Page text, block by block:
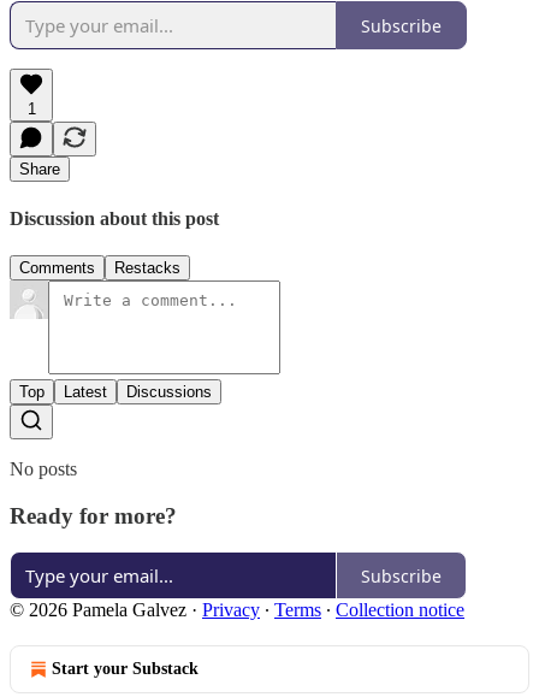
Subscribe
1
Share
Discussion about this post
Comments Restacks
Top Latest Discussions
No posts
Ready for more?
Subscribe
© 2026 Pamela Galvez · Privacy ∙ Terms ∙ Collection notice
Start your Substack